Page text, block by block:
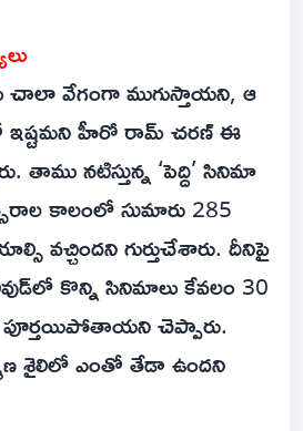
వేగంగా ముగుస్తాయని, ఆ
ఇష్టమని హీరో రామ్ చరణ్ ఈ
తాము నటిస్తున్న ‘పెద్ది’ సినిమా
కాలంలో సుమారు 285
వచ్చిందని గుర్తుచేశారు. దీనిపై
కొన్ని సినిమాలు కేవలం 30
పూర్తయిపోతాయని చెప్పారు.
శైలిలో ఎంతో తేడా ఉందని